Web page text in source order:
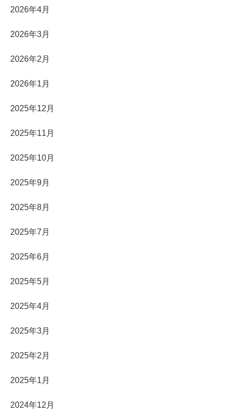
2026年4月
2026年3月
2026年2月
2026年1月
2025年12月
2025年11月
2025年10月
2025年9月
2025年8月
2025年7月
2025年6月
2025年5月
2025年4月
2025年3月
2025年2月
2025年1月
2024年12月